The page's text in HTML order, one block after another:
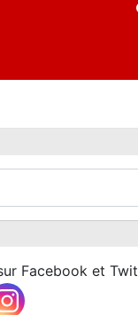
Facebook et